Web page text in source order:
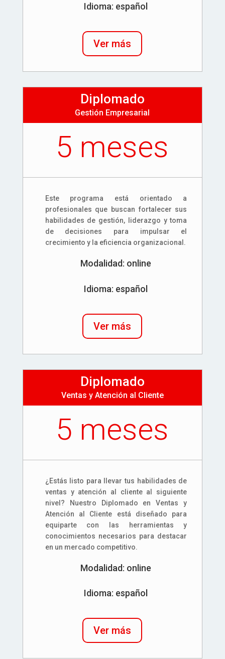
Idioma: español
Ver más
Diplomado
Gestión Empresarial
5 meses
Este programa está orientado a
profesionales que buscan fortalecer sus
habilidades de gestión, liderazgo y toma
de decisiones para impulsar el
crecimiento y la eficiencia organizacional.
Modalidad: online
Idioma: español
Ver más
Diplomado
Ventas y Atención al Cliente
5 meses
¿Estás listo para llevar tus habilidades de
ventas y atención al cliente al siguiente
nivel? Nuestro Diplomado en Ventas y
Atención al Cliente está diseñado para
equiparte con las herramientas y
conocimientos necesarios para destacar
en un mercado competitivo.
Modalidad: online
Idioma: español
Ver más